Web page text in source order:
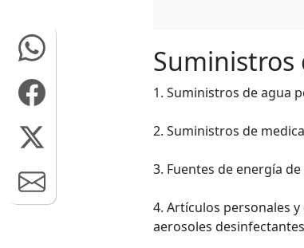
Suministros
1. Suministros de agua
2. Suministros de
3. Fuentes de energía
4. Artículos personales
aerosoles